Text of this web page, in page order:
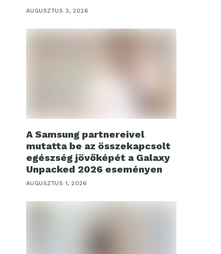
AUGUSZTUS 3, 2026
A Samsung partnereivel
mutatta be az összekapcsolt
egészség jövőképét a Galaxy
Unpacked 2026 eseményen
AUGUSZTUS 1, 2026